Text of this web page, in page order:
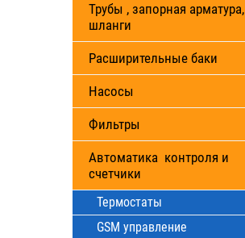
Трубы , запорная арматура,
шланги
Расширительные баки
Насосы
Фильтры
Автоматика контроля и
счетчики
Термостаты
GSM управление